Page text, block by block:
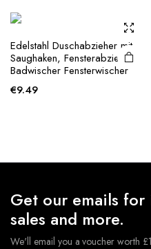
Edelstahl Duschabzieher mit
Saughaken, Fensterabzieher
Badwischer Fensterwischer
€9.49
Get our emails
sales and more.
We'll email you a voucher worth